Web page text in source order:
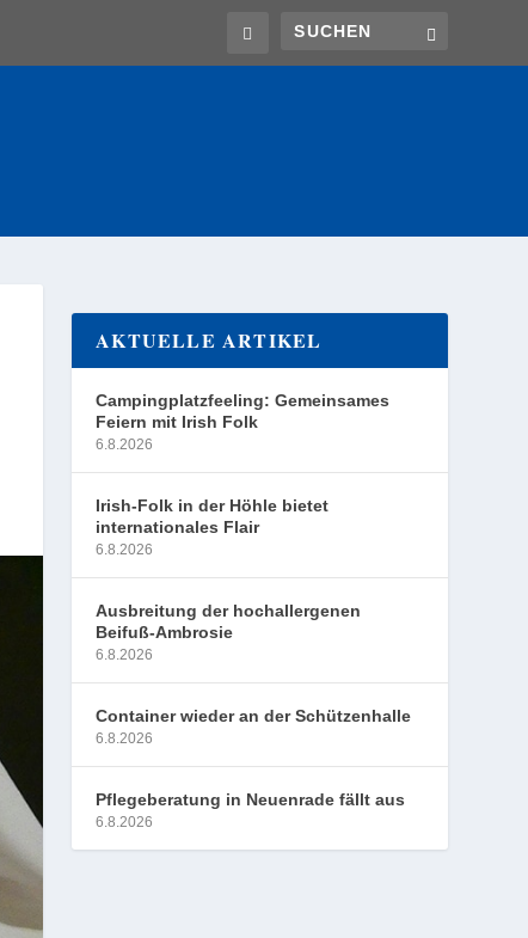
AKTUELLE ARTIKEL
Campingplatzfeeling: Gemeinsames
Feiern mit Irish Folk
6.8.2026
Irish-Folk in der Höhle bietet
internationales Flair
6.8.2026
Ausbreitung der hochallergenen
Beifuß-Ambrosie
6.8.2026
Container wieder an der Schützenhalle
6.8.2026
Pflegeberatung in Neuenrade fällt aus
6.8.2026